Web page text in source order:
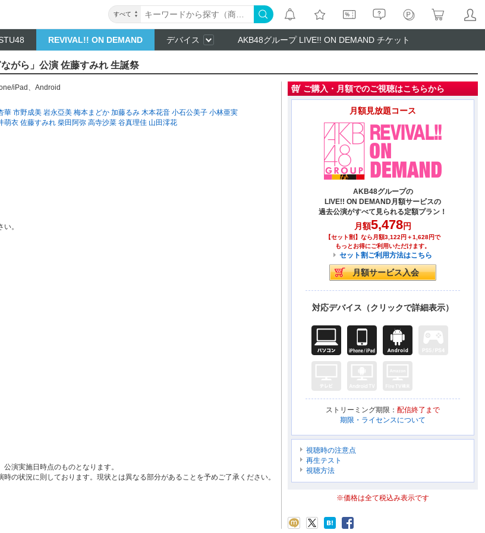
すべて
REVIVAL!! ON DEMAND デバイス AKB48グループ LIVE!! ON DEMAND チケット
がら」公演 佐藤すみれ 生誕祭
iPad 、 Android
華 市野成美 岩永亞美 梅本まどか 加藤るみ 木本花音 小石公美子 小林亜実
萌衣 佐藤すみれ 柴田阿弥 高寺沙菜 谷真理佳 山田澪花
。
演実施日時点のものとなります。
の状況に則しております。現状とは異なる部分があることを予めご了承ください。
ご購入・月額でのご視聴はこちらから
月額見放題コース
AKB48グループの
LIVE!! ON DEMAND月額サービスの
過去公演がすべて見られる定額プラン！
月額5,478円
【セット割】なら月額3,122円＋1,628円で
もっとお得にご利用いただけます。
セット割ご利用方法はこちら
対応デバイス（クリックで詳細表示）
ストリーミング期限： 配信終了まで
期限・ライセンスについて
視聴時の注意点
再生テスト
視聴方法
※価格は全て税込み表示です